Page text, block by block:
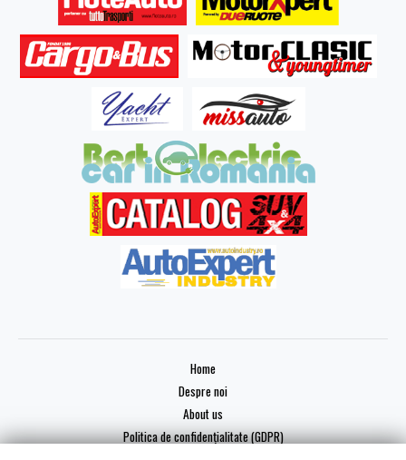
Home
Despre noi
About us
Politica de confidențialitate (GDPR)